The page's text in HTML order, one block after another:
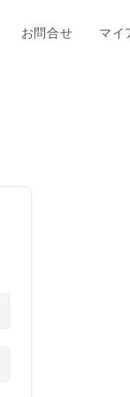
お問合せ マイ